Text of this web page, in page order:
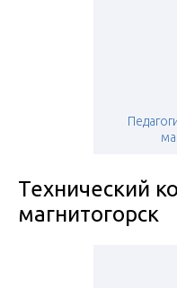
Технический
магнитогорск